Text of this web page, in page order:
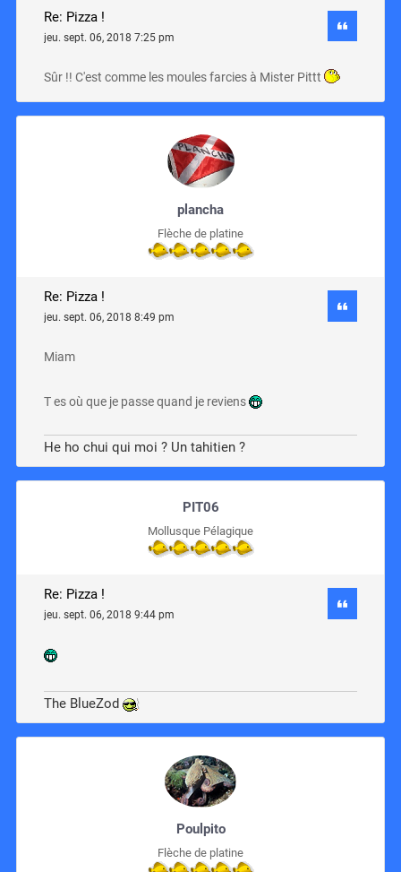
Re: Pizza !
jeu. sept. 06, 2018 7:25 pm
Sûr !! C'est comme les moules farcies à Mister Pittt
plancha
Flèche de platine
Re: Pizza !
jeu. sept. 06, 2018 8:49 pm
Miam
T es où que je passe quand je reviens
He ho chui qui moi ? Un tahitien ?
PIT06
Mollusque Pélagique
Re: Pizza !
jeu. sept. 06, 2018 9:44 pm
The BlueZod
Poulpito
Flèche de platine